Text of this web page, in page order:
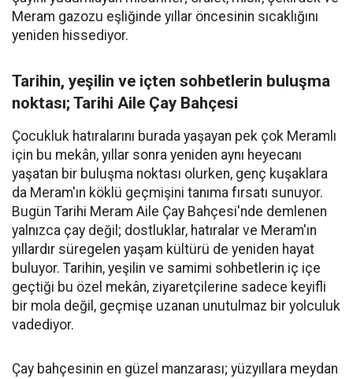
Meram gazozu eşliğinde yıllar öncesinin sıcaklığını
yeniden hissediyor.
Tarihin, yeşilin ve içten sohbetlerin buluşma
noktası; Tarihi Aile Çay Bahçesi
Çocukluk hatıralarını burada yaşayan pek çok Meramlı
için bu mekân, yıllar sonra yeniden aynı heyecanı
yaşatan bir buluşma noktası olurken, genç kuşaklara
da Meram'ın köklü geçmişini tanıma fırsatı sunuyor.
Bugün Tarihi Meram Aile Çay Bahçesi'nde demlenen
yalnızca çay değil; dostluklar, hatıralar ve Meram'ın
yıllardır süregelen yaşam kültürü de yeniden hayat
buluyor. Tarihin, yeşilin ve samimi sohbetlerin iç içe
geçtiği bu özel mekân, ziyaretçilerine sadece keyifli
bir mola değil, geçmişe uzanan unutulmaz bir yolculuk
vadediyor.
Çay bahçesinin en güzel manzarası; yüzyıllara meydan